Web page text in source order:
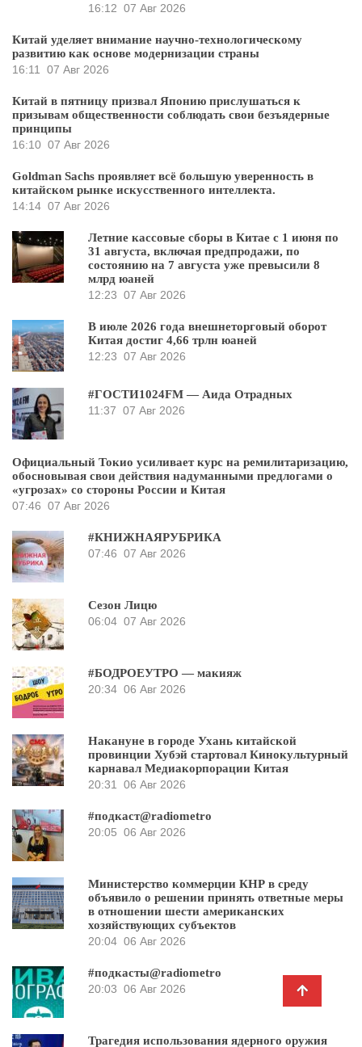
16:12 07 Авг 2026
Китай уделяет внимание научно-технологическому
развитию как основе модернизации страны
16:11 07 Авг 2026
Китай в пятницу призвал Японию прислушаться к
призывам общественности соблюдать свои безъядерные
принципы
16:10 07 Авг 2026
Goldman Sachs проявляет всё большую уверенность в
китайском рынке искусственного интеллекта.
14:14 07 Авг 2026
Летние кассовые сборы в Китае с 1 июня по
31 августа, включая предпродажи, по
состоянию на 7 августа уже превысили 8
млрд юаней
12:23 07 Авг 2026
В июле 2026 года внешнеторговый оборот
Китая достиг 4,66 трлн юаней
12:23 07 Авг 2026
#ГОСТИ1024FM — Аида Отрадных
11:37 07 Авг 2026
Официальный Токио усиливает курс на ремилитаризацию,
обосновывая свои действия надуманными предлогами о
«угрозах» со стороны России и Китая
07:46 07 Авг 2026
#КНИЖНАЯРУБРИКА
07:46 07 Авг 2026
Сезон Лицю
06:04 07 Авг 2026
#БОДРОЕУТРО — макияж
20:34 06 Авг 2026
Накануне в городе Ухань китайской
провинции Хубэй стартовал Кинокультурный
карнавал Медиакорпорации Китая
20:31 06 Авг 2026
#подкаст@radiometro
20:05 06 Авг 2026
Министерство коммерции КНР в среду
объявило о решении принять ответные меры
в отношении шести американских
хозяйствующих субъектов
20:04 06 Авг 2026
#подкасты@radiometro
20:03 06 Авг 2026
Трагедия использования ядерного оружия